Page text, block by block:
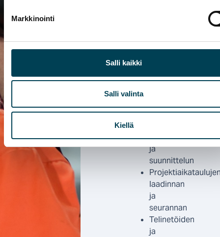
Markkinointi
Salli kaikki
Salli valinta
Kiellä
viivästyksiä.
KSPT
Oyn
kunnossapitopalvelut
kattavat:
kartoituksen
ja
suunnittelun
laadinnan
ja
seurannan
Telinetöiden
ja